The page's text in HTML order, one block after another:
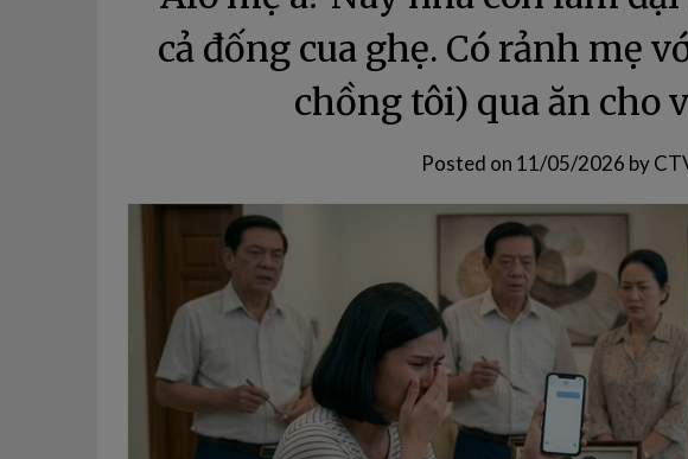
cả đống cua ghẹ. Có rảnh mẹ
chồng tôi) qua ăn cho
Posted on 11/05/2026 by